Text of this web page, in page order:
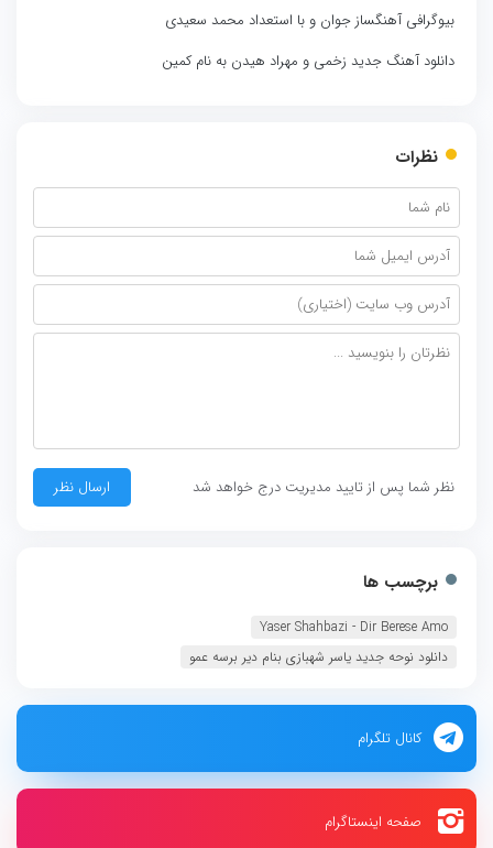
بیوگرافی آهنگساز جوان و با استعداد محمد سعیدی
دانلود آهنگ جدید زخمی و مهراد هیدن به نام کمین
نظرات
نظر شما پس از تایید مدیریت درج خواهد شد
برچسب ها
Yaser Shahbazi - Dir Berese Amo
دانلود نوحه جدید یاسر شهبازی بنام دیر برسه عمو
کانال تلگرام
صفحه اینستاگرام